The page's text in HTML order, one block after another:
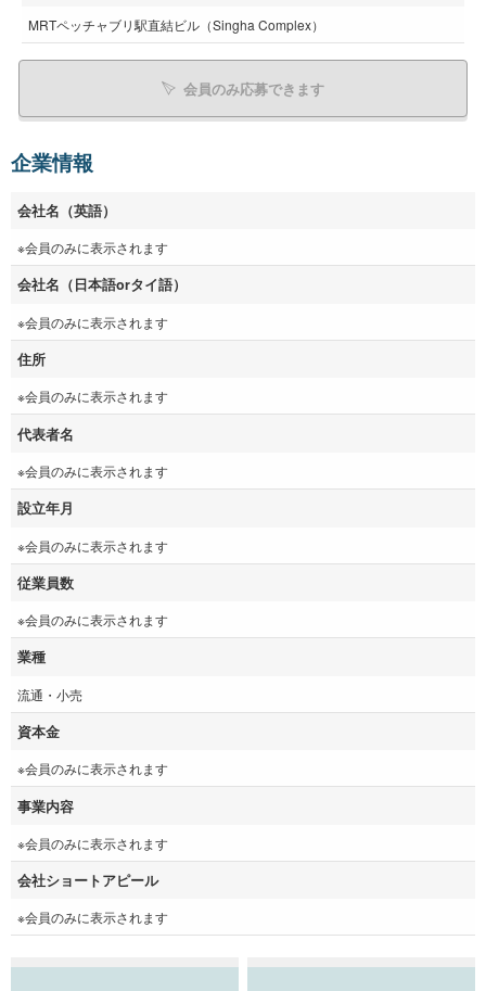
MRTペッチャブリ駅直結ビル（Singha Complex）
会員のみ応募できます
企業情報
会社名（英語）
※会員のみに表示されます
会社名（日本語orタイ語）
※会員のみに表示されます
住所
※会員のみに表示されます
代表者名
※会員のみに表示されます
設立年月
※会員のみに表示されます
従業員数
※会員のみに表示されます
業種
流通・小売
資本金
※会員のみに表示されます
事業内容
※会員のみに表示されます
会社ショートアピール
※会員のみに表示されます